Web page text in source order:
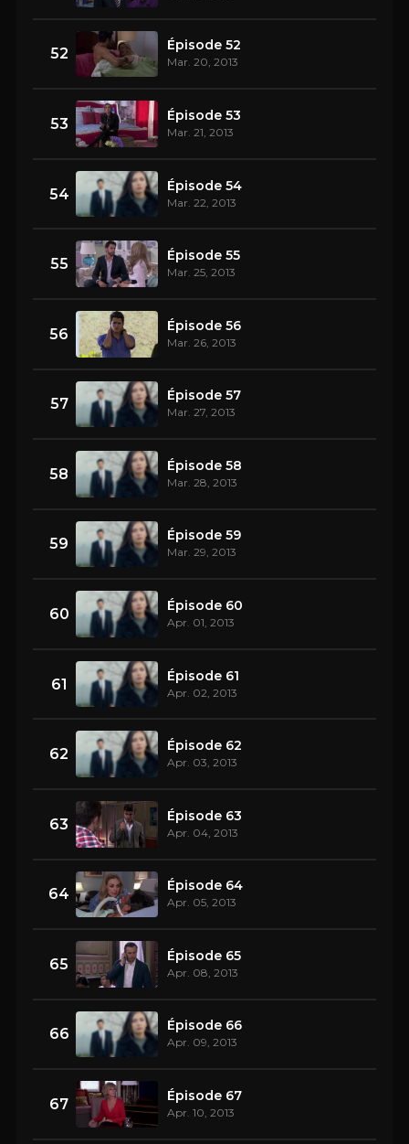
52 Épisode 52
Mar. 20, 2013
53 Épisode 53
Mar. 21, 2013
54 Épisode 54
Mar. 22, 2013
55 Épisode 55
Mar. 25, 2013
56 Épisode 56
Mar. 26, 2013
57 Épisode 57
Mar. 27, 2013
58 Épisode 58
Mar. 28, 2013
59 Épisode 59
Mar. 29, 2013
60 Épisode 60
Apr. 01, 2013
61 Épisode 61
Apr. 02, 2013
62 Épisode 62
Apr. 03, 2013
63 Épisode 63
Apr. 04, 2013
64 Épisode 64
Apr. 05, 2013
65 Épisode 65
Apr. 08, 2013
66 Épisode 66
Apr. 09, 2013
67 Épisode 67
Apr. 10, 2013